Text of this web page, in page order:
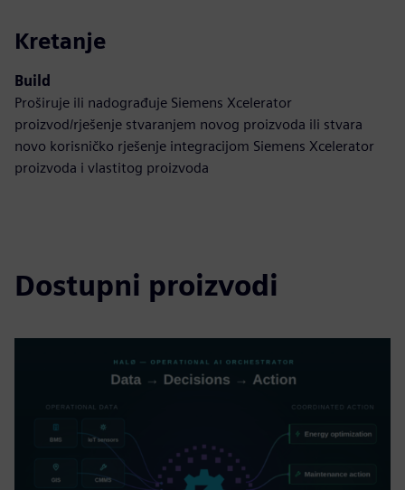
Kretanje
Build
Proširuje ili nadograđuje Siemens Xcelerator
proizvod/rješenje stvaranjem novog proizvoda ili stvara
novo korisničko rješenje integracijom Siemens Xcelerator
proizvoda i vlastitog proizvoda
Dostupni proizvodi